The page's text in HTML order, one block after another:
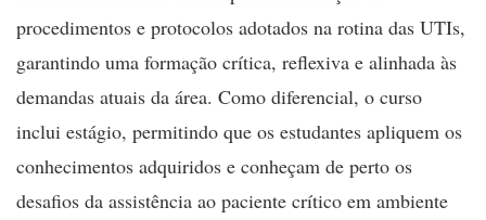
procedimentos e protocolos adotados na rotina das UTIs,
garantindo uma formação crítica, reflexiva e alinhada às
demandas atuais da área. Como diferencial, o curso
inclui estágio, permitindo que os estudantes apliquem os
conhecimentos adquiridos e conheçam de perto os
desafios da assistência ao paciente crítico em ambiente